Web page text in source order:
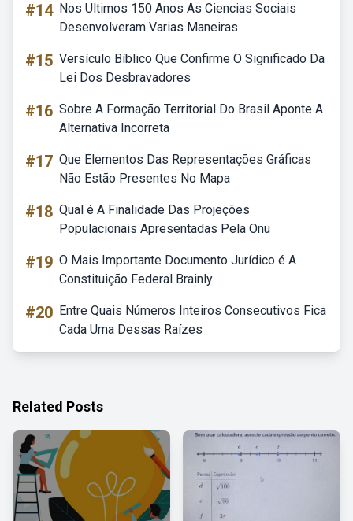
#14 Nos Ultimos 150 Anos As Ciencias Sociais
Desenvolveram Varias Maneiras
#15 Versículo Bíblico Que Confirme O Significado Da
Lei Dos Desbravadores
#16 Sobre A Formação Territorial Do Brasil Aponte A
Alternativa Incorreta
#17 Que Elementos Das Representações Gráficas
Não Estão Presentes No Mapa
#18 Qual é A Finalidade Das Projeções
Populacionais Apresentadas Pela Onu
#19 O Mais Importante Documento Jurídico é A
Constituição Federal Brainly
#20 Entre Quais Números Inteiros Consecutivos Fica
Cada Uma Dessas Raízes
Related Posts